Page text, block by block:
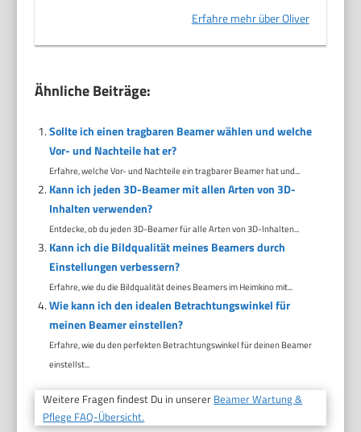
Erfahre mehr über Oliver
Ähnliche Beiträge:
Sollte ich einen tragbaren Beamer wählen und welche
Vor- und Nachteile hat er?
Erfahre, welche Vor- und Nachteile ein tragbarer Beamer hat und...
Kann ich jeden 3D-Beamer mit allen Arten von 3D-
Inhalten verwenden?
Entdecke, ob du jeden 3D-Beamer für alle Arten von 3D-Inhalten...
Kann ich die Bildqualität meines Beamers durch
Einstellungen verbessern?
Erfahre, wie du die Bildqualität deines Beamers im Heimkino mit...
Wie kann ich den idealen Betrachtungswinkel für
meinen Beamer einstellen?
Erfahre, wie du den perfekten Betrachtungswinkel für deinen Beamer
einstellst...
Weitere Fragen findest Du in unserer Beamer Wartung &
Pflege FAQ-Übersicht.